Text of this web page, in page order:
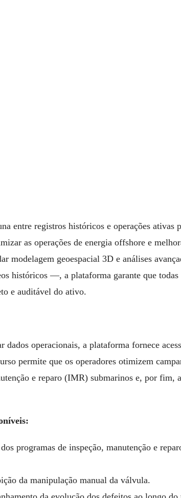
entre registros históricos e operações ativas
as operações de energia offshore e
modelagem geoespacial 3D e análises
históricos —, a plataforma garante que todas
e auditável do ativo.
operacionais, a plataforma fornece
permite que os operadores otimizem
e reparo (IMR) submarinos e, por fim,
programas de inspeção, manutenção e
da manipulação manual da válvula.